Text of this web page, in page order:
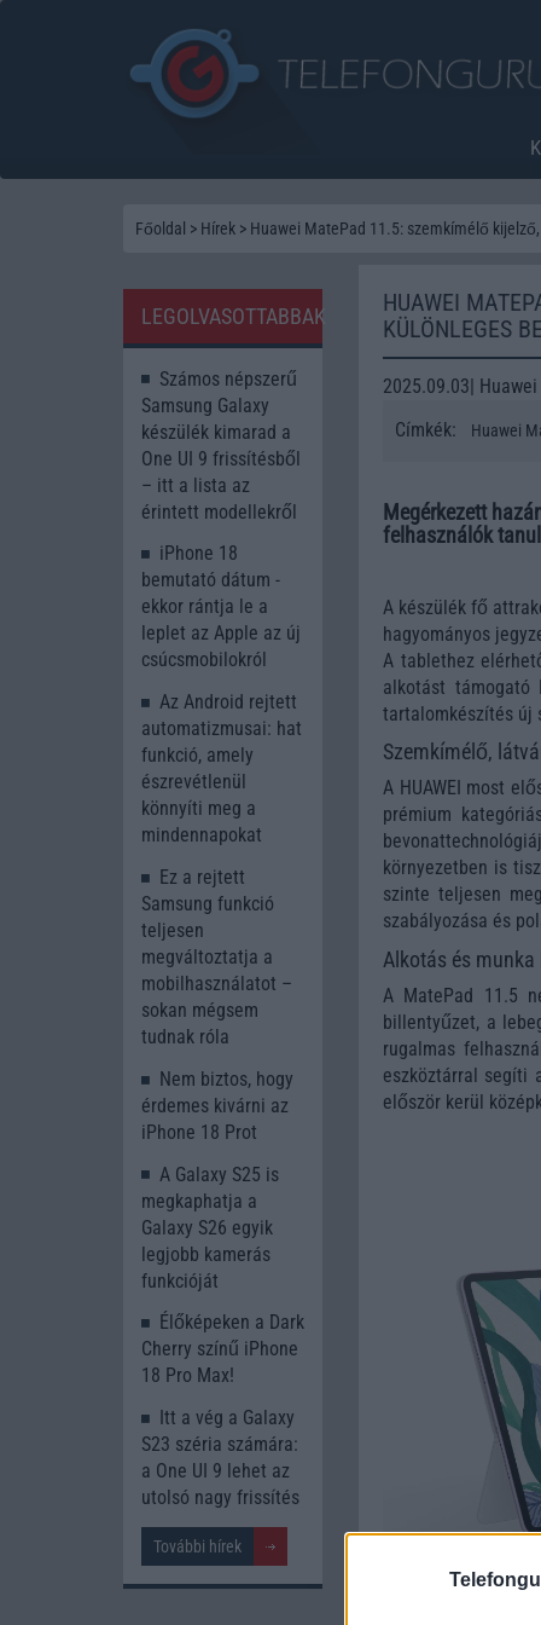
Főoldal > Hírek > Huawei MatePad 11.5: szemkímélő
HUAWEI
KÜLÖNLEGES
2025.09.03| Huawei
Címkék:
Huawei
Megérkezett
felhasználók
A készülék fő
hagyományos
A tablethez
alkotást támogató
tartalomkészítés új
Szemkímélő,
A HUAWEI most
prémium
környezetben is
szinte teljesen
szabályozása és
Alkotás és munka
A MatePad 11.5
billentyűzet, a
rugalmas
eszköztárral segíti
először kerül
LEGOLVASOTTABBAK
Számos népszerű
Samsung Galaxy
készülék kimarad a
One UI 9 frissítésből
– itt a lista az
érintett modellekről
iPhone 18
bemutató dátum -
ekkor rántja le a
leplet az Apple az új
csúcsmobilokról
Az Android rejtett
automatizmusai: hat
funkció, amely
észrevétlenül
könnyíti meg a
mindennapokat
Ez a rejtett
Samsung funkció
teljesen
megváltoztatja a
mobilhasználatot –
sokan mégsem
tudnak róla
Nem biztos, hogy
érdemes kivárni az
iPhone 18 Prot
A Galaxy S25 is
megkaphatja a
Galaxy S26 egyik
legjobb kamerás
funkcióját
Élőképeken a Dark
Cherry színű iPhone
18 Pro Max!
Itt a vég a Galaxy
S23 széria számára:
a One UI 9 lehet az
utolsó nagy frissítés
További hírek